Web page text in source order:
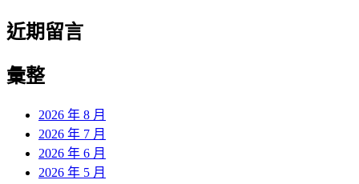
近期留言
彙整
2026 年 8 月
2026 年 7 月
2026 年 6 月
2026 年 5 月